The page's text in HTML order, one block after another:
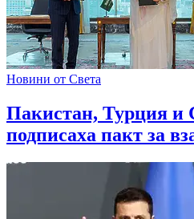
Новини от Света
Пакистан, Турция и
подписаха пакт за